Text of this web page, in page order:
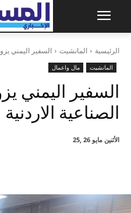
الرئيسية المانشيت السفير اليمني
المانشيت مال واعمال
السفير اليمني
الصناعية الاردنية
الأثنين مايو 26 ,25